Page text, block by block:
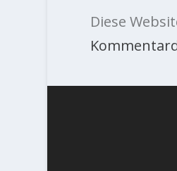
Diese